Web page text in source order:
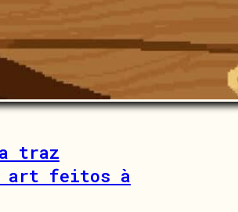
traz
art feitos à